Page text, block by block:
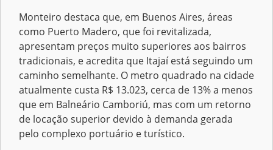
Monteiro destaca que, em Buenos Aires, áreas
como Puerto Madero, que foi revitalizada,
apresentam preços muito superiores aos bairros
tradicionais, e acredita que Itajaí está seguindo um
caminho semelhante. O metro quadrado na cidade
atualmente custa R$ 13.023, cerca de 13% a menos
que em Balneário Camboriú, mas com um retorno
de locação superior devido à demanda gerada
pelo complexo portuário e turístico.